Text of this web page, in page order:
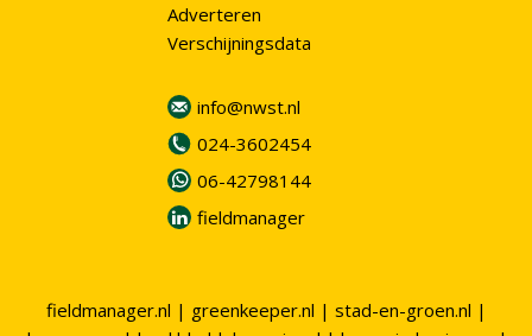
Adverteren
Verschijningsdata
info@nwst.nl
024-3602454
06-42798144
fieldmanager
fieldmanager.nl | greenkeeper.nl | stad-en-groen.nl |